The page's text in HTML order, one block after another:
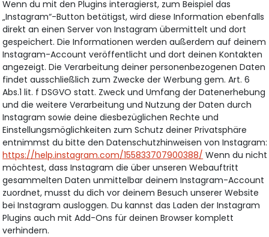
Wenn du mit den Plugins interagierst, zum Beispiel das
„Instagram“-Button betätigst, wird diese Information ebenfalls
direkt an einen Server von Instagram übermittelt und dort
gespeichert. Die Informationen werden außerdem auf deinem
Instagram-Account veröffentlicht und dort deinen Kontakten
angezeigt. Die Verarbeitung deiner personenbezogenen Daten
findet ausschließlich zum Zwecke der Werbung gem. Art. 6
Abs.1 lit. f DSGVO statt. Zweck und Umfang der Datenerhebung
und die weitere Verarbeitung und Nutzung der Daten durch
Instagram sowie deine diesbezüglichen Rechte und
Einstellungsmöglichkeiten zum Schutz deiner Privatsphäre
entnimmst du bitte den Datenschutzhinweisen von Instagram:
https://help.instagram.com/155833707900388/ Wenn du nicht
möchtest, dass Instagram die über unseren Webauftritt
gesammelten Daten unmittelbar deinem Instagram-Account
zuordnet, musst du dich vor deinem Besuch unserer Website
bei Instagram ausloggen. Du kannst das Laden der Instagram
Plugins auch mit Add-Ons für deinen Browser komplett
verhindern.